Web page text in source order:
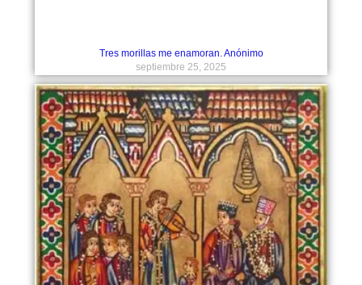
Tres morillas me enamoran. Anónimo
septiembre 25, 2025